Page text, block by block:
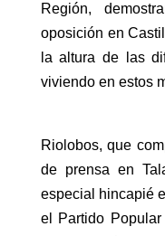
Región,
oposición en
la altura de las
viviendo en estos
Riolobos, que
de prensa en
especial hincapié
el Partido